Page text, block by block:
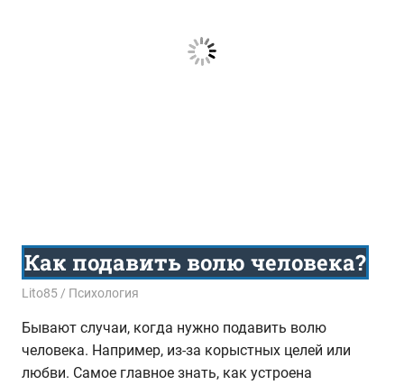
Как подавить волю человека?
17.12.2017
Lito85 Психология
Бывают случаи, когда нужно подавить волю
человека. Например, из-за корыстных целей или
любви. Самое главное знать, как устроена